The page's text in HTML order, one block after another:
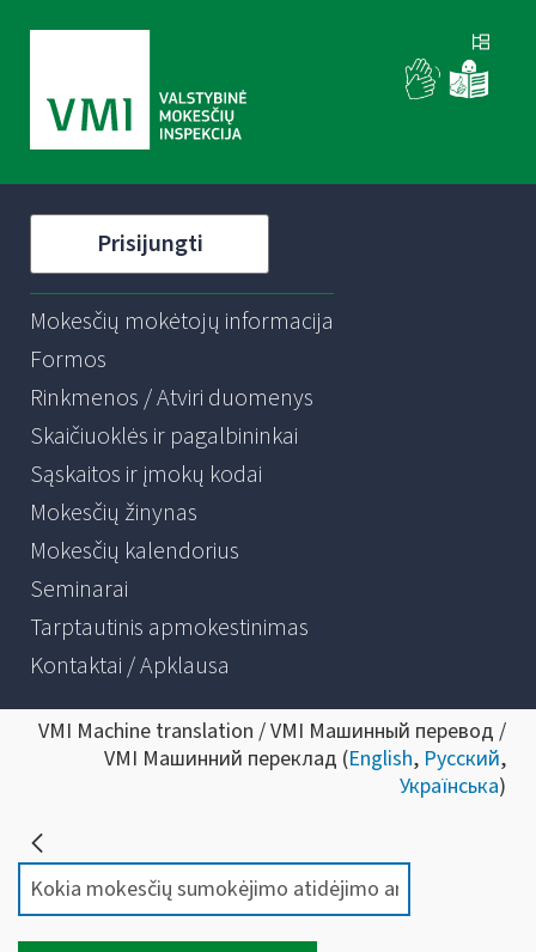
Prisijungti
Mokesčių mokėtojų informacija
Formos
Rinkmenos / Atviri duomenys
Skaičiuoklės ir pagalbininkai
Sąskaitos ir įmokų kodai
Mokesčių žinynas
Mokesčių kalendorius
Seminarai
Tarptautinis apmokestinimas
Kontaktai / Apklausa
VMI Machine translation / VMI Машинный перевод /
VMI Машинний переклад (English, Русский,
Українська)